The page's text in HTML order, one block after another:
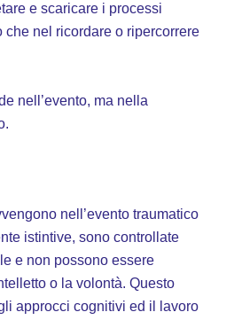
e scaricare i processi
che nel ricordare o ripercorrere
nell’evento, ma nella
nell’evento traumatico
istintive, sono controllate
e non possono essere
o la volontà. Questo
approcci cognitivi ed il lavoro